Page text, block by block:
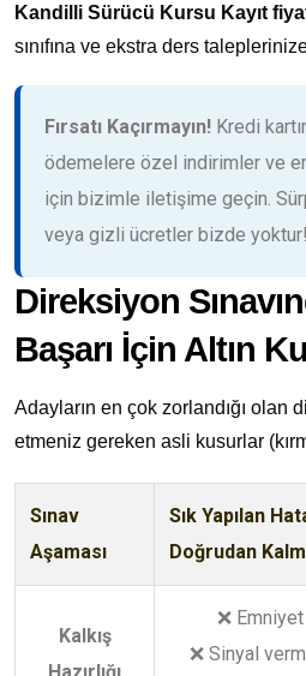
Kandilli Sürücü Kursu Kayıt
sınıfına ve ekstra ders
Fırsatı Kaçırmayın! Kredi
ödemelere özel indirimler ve
için bizimle iletişime geçin.
veya gizli ücretler bizde yoktur!
Direksiyon
Başarı İçin Altın
Adayların en çok zorlandığı olan
etmeniz gereken asli kusurlar
Sınav
Aşaması
Sık Yapılan
Doğrudan
Kalkış
❌
❌ Sinyal